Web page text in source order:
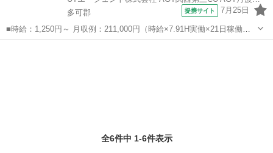
多可郡
提携サイト 7月25日
■時給：1,250円～ 月収例：211,000円（時給×7.91H実働×21日稼働＋
各種手当） ※基本残業なし ■兵庫県多可郡多可町 勤務詳細：多可郡多
全6件中 1-6件表示